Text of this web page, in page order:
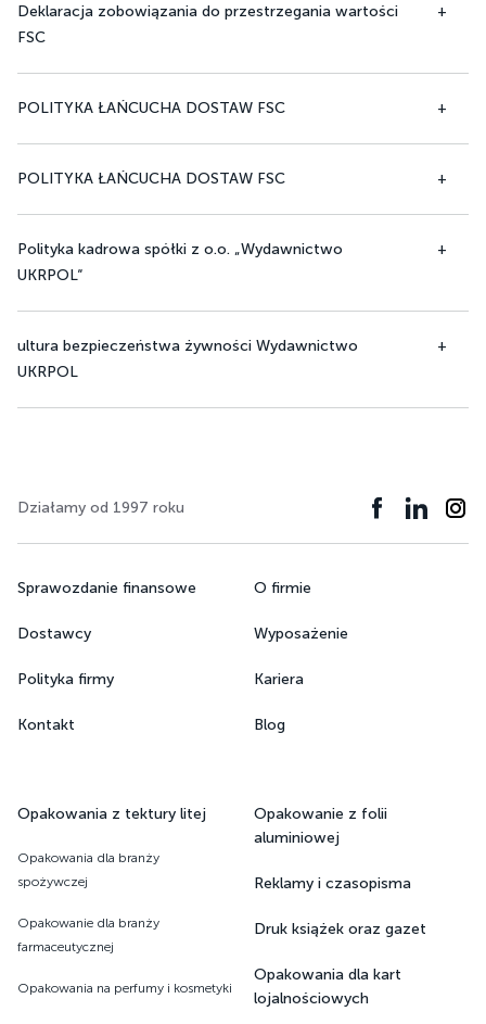
Deklaracja zobowiązania do przestrzegania wartości
FSC
POLITYKA ŁAŃCUCHA DOSTAW FSC
POLITYKA ŁAŃCUCHA DOSTAW FSC
Polityka kadrowa spółki z o.o. „Wydawnictwo
UKRPOL“
ultura bezpieczeństwa żywności Wydawnictwo
UKRPOL
Działamy od 1997 roku
Sprawozdanie finansowe
Dostawcy
Polityka firmy
Kontakt
O firmie
Wyposażenie
Kariera
Blog
Opakowania z tektury litej
Opakowania dla branży
spożywczej
Opakowanie dla branży
farmaceutycznej
Opakowania na perfumy i kosmetyki
Opakowanie z folii
aluminiowej
Reklamy i czasopisma
Druk książek oraz gazet ​​​​​​​
Opakowania dla kart
lojalnościowych